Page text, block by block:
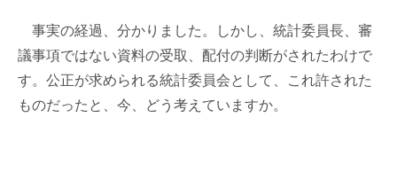
事実の経過、分かりました。しかし、統計委員長、審
議事項ではない資料の受取、配付の判断がされたわけで
す。公正が求められる統計委員会として、これ許された
ものだったと、今、どう考えていますか。